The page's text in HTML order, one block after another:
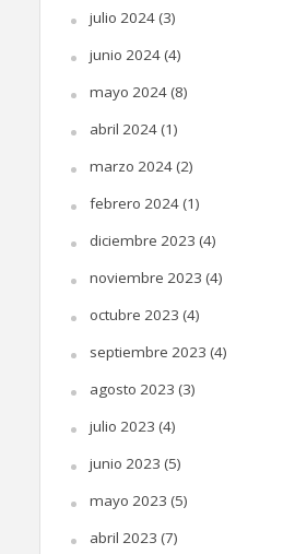
julio 2024(3)
junio 2024(4)
mayo 2024(8)
abril 2024(1)
marzo 2024(2)
febrero 2024(1)
diciembre 2023 (4)
noviembre 2023 (4)
octubre 2023 (4)
septiembre 2023 (4)
agosto 2023 (3)
julio 2023 (4)
junio 2023 (5)
mayo 2023 (5)
abril 2023 (7)